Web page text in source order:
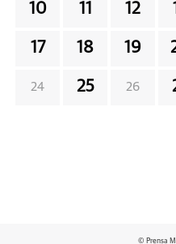
10 11 12
17 18 19
24 25 26
© Prensa